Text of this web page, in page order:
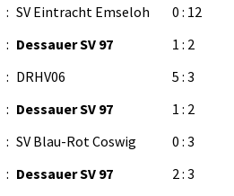
: SV Eintracht Emseloh
0 : 12
: Dessauer SV 97
1 : 2
: DRHV06
5 : 3
: Dessauer SV 97
1 : 2
: SV Blau-Rot Coswig
0 : 3
: Dessauer SV 97
2 : 3